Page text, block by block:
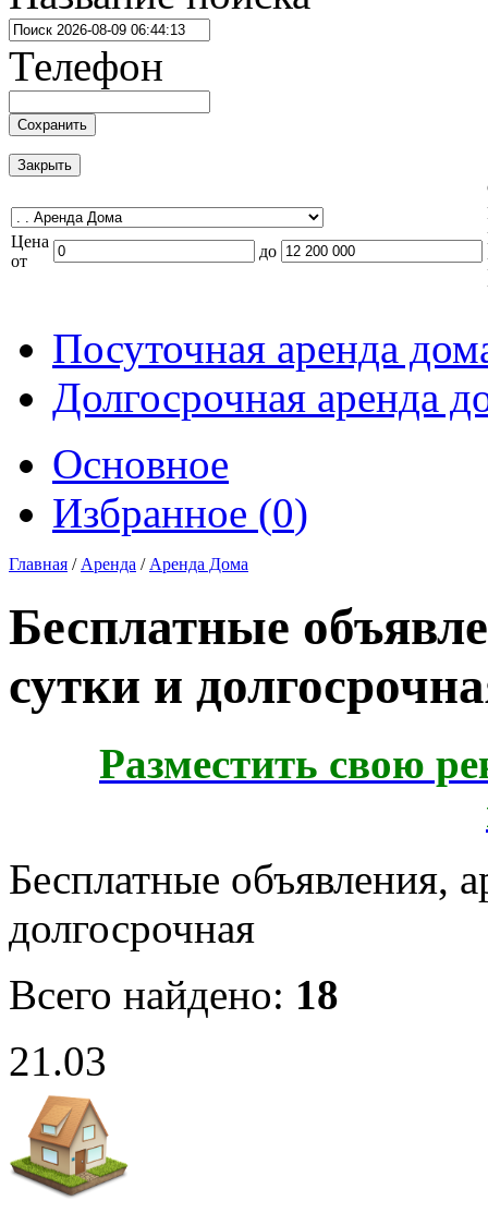
Телефон
Сохранить
Закрыть
Цена
от
до
Посуточная аренда
Долгосрочная аренда
Основное
Избранное (0)
Главная / Аренда / Аренда Дома
Бесплатные
сутки и
Разместить свою
Бесплатные объявления,
долгосрочная
Всего найдено: 18
21.03